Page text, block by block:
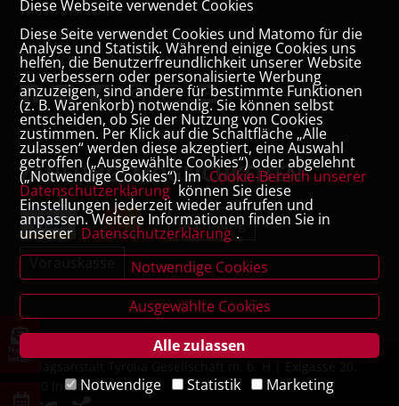
letter
Widerrufsrecht
VERTRAG WIDERRUFEN
Datenschutz- und Cookieerklärung
ZAHLUNGSMÖGLICHKEITEN
Rechnung
Vorauskasse
6020 Innsbruck
Diese Webseite verwendet Cookies
Diese Seite verwendet Cookies und Matomo für die
Analyse und Statistik. Während einige Cookies uns
helfen, die Benutzerfreundlichkeit unserer Website
zu verbessern oder personalisierte Werbung
anzuzeigen, sind andere für bestimmte Funktionen
(z. B. Warenkorb) notwendig. Sie können selbst
entscheiden, ob Sie der Nutzung von Cookies
zustimmen. Per Klick auf die Schaltfläche „Alle
zulassen“ werden diese akzeptiert, eine Auswahl
getroffen („Ausgewählte Cookies“) oder abgelehnt
(„Notwendige Cookies“). Im Cookie-Bereich unserer
Datenschutzerklärung können Sie diese
Einstellungen jederzeit wieder aufrufen und
anpassen. Weitere Informationen finden Sie in
unserer Datenschutzerklärung .
Notwendige Cookies
Ausgewählte Cookies
Alle zulassen
Notwendige
Statistik Marketing